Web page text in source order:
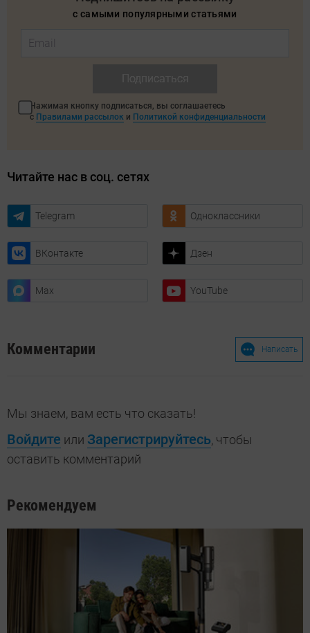
с самыми популярными статьями
Нажимая кнопку подписаться, вы соглашаетесь
с Правилами рассылок и Политикой конфиденциальности
Читайте нас в соц. сетях
Telegram Одноклассники
ВКонтакте Дзен
Max YouTube
Комментарии Написать
Мы знаем, вам есть что сказать!
Войдите или Зарегистрируйтесь, чтобы
оставить комментарий
Рекомендуем